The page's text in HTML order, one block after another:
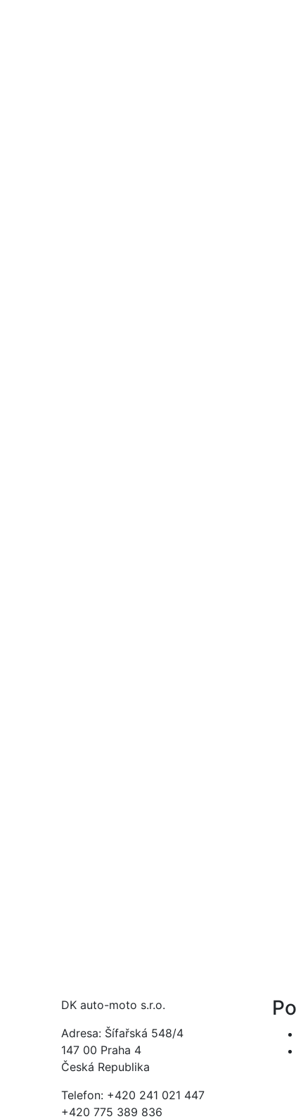
DK auto-moto s.r.o.
Adresa: Šífařská 548/4
147 00 Praha 4
Česká Republika
Telefon: +420 241 021 447
+420 775 389 836